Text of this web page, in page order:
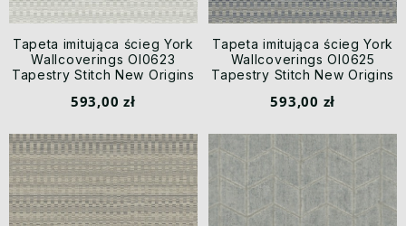
Tapeta imitująca ścieg York
Wallcoverings OI0623
Tapestry Stitch New Origins
593,00 zł
Tapeta imitująca ścieg York
Wallcoverings OI0625
Tapestry Stitch New Origins
593,00 zł